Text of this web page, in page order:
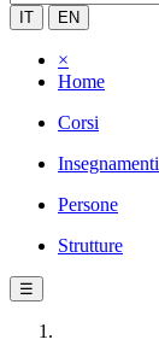
IT EN
×
Home
Corsi
Insegnamenti
Persone
Strutture
☰